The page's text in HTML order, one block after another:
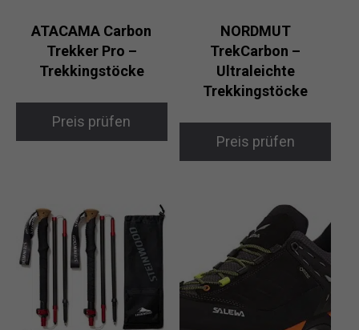
ATACAMA Carbon
Trekker Pro –
Trekkingstöcke
Preis prüfen
NORDMUT
TrekCarbon –
Ultraleichte
Trekkingstöcke
Preis prüfen